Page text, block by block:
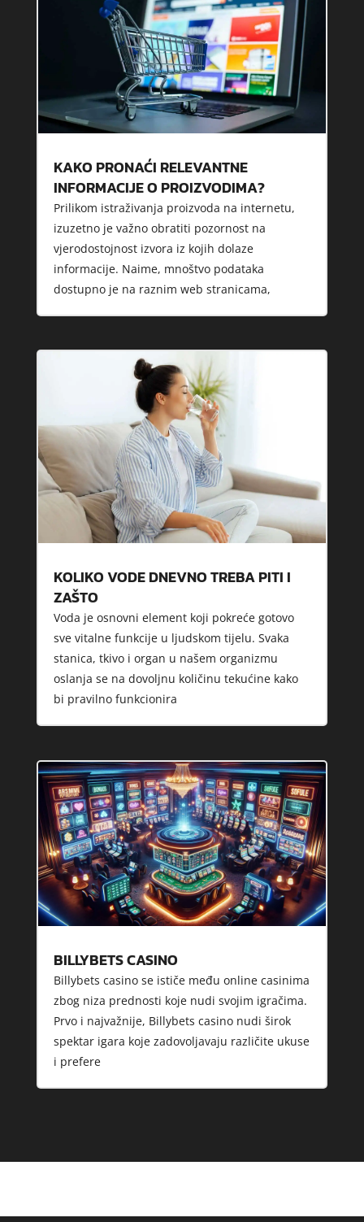
KAKO PRONAĆI RELEVANTNE
INFORMACIJE O PROIZVODIMA?
Prilikom istraživanja proizvoda na internetu,
izuzetno je važno obratiti pozornost na
vjerodostojnost izvora iz kojih dolaze
informacije. Naime, mnoštvo podataka
dostupno je na raznim web stranicama,
KOLIKO VODE DNEVNO TREBA PITI I
ZAŠTO
Voda je osnovni element koji pokreće gotovo
sve vitalne funkcije u ljudskom tijelu. Svaka
stanica, tkivo i organ u našem organizmu
oslanja se na dovoljnu količinu tekućine kako
bi pravilno funkcionira
BILLYBETS CASINO
Billybets casino se ističe među online casinima
zbog niza prednosti koje nudi svojim igračima.
Prvo i najvažnije, Billybets casino nudi širok
spektar igara koje zadovoljavaju različite ukuse
i prefere